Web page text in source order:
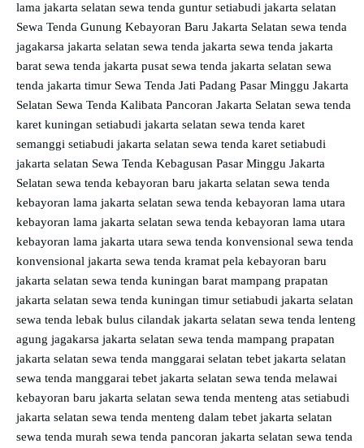
lama jakarta selatan sewa tenda guntur setiabudi jakarta selatan
Sewa Tenda Gunung Kebayoran Baru Jakarta Selatan sewa tenda
jagakarsa jakarta selatan sewa tenda jakarta sewa tenda jakarta
barat sewa tenda jakarta pusat sewa tenda jakarta selatan sewa
tenda jakarta timur Sewa Tenda Jati Padang Pasar Minggu Jakarta
Selatan Sewa Tenda Kalibata Pancoran Jakarta Selatan sewa tenda
karet kuningan setiabudi jakarta selatan sewa tenda karet
semanggi setiabudi jakarta selatan sewa tenda karet setiabudi
jakarta selatan Sewa Tenda Kebagusan Pasar Minggu Jakarta
Selatan sewa tenda kebayoran baru jakarta selatan sewa tenda
kebayoran lama jakarta selatan sewa tenda kebayoran lama utara
kebayoran lama jakarta selatan sewa tenda kebayoran lama utara
kebayoran lama jakarta utara sewa tenda konvensional sewa tenda
konvensional jakarta sewa tenda kramat pela kebayoran baru
jakarta selatan sewa tenda kuningan barat mampang prapatan
jakarta selatan sewa tenda kuningan timur setiabudi jakarta selatan
sewa tenda lebak bulus cilandak jakarta selatan sewa tenda lenteng
agung jagakarsa jakarta selatan sewa tenda mampang prapatan
jakarta selatan sewa tenda manggarai selatan tebet jakarta selatan
sewa tenda manggarai tebet jakarta selatan sewa tenda melawai
kebayoran baru jakarta selatan sewa tenda menteng atas setiabudi
jakarta selatan sewa tenda menteng dalam tebet jakarta selatan
sewa tenda murah sewa tenda pancoran jakarta selatan sewa tenda